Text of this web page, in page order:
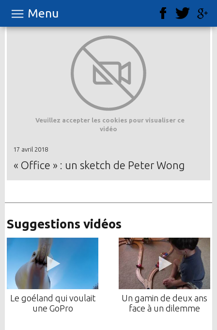
Menu
Veuillez accepter les cookies pour visualiser ce
vidéo
17 avril 2018
« Office » : un sketch de Peter Wong
Suggestions vidéos
Le goéland qui voulait
une GoPro
Un gamin de deux ans
face à un dilemme